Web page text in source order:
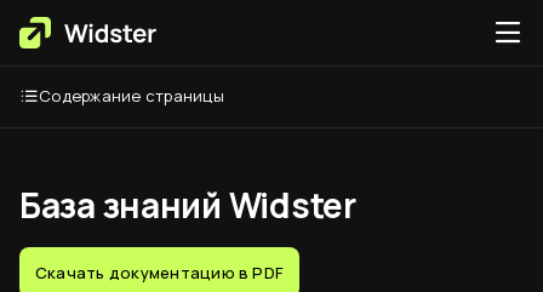
База знаний Widster
Скачать документацию в PDF
Содержание страницы